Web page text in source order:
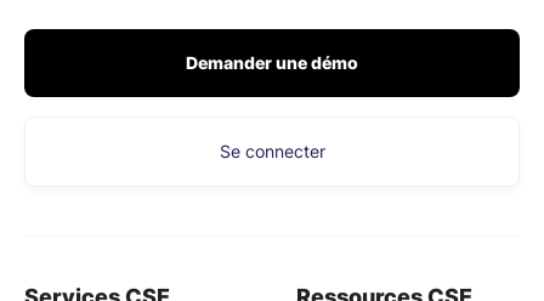
Demander une démo
Se connecter